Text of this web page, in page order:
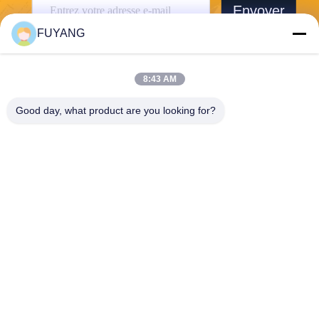
Envoyer
Shenzhen FUYANG Technology Group Co.
FUYANG
8:43 AM
Good day, what product are you looking for?